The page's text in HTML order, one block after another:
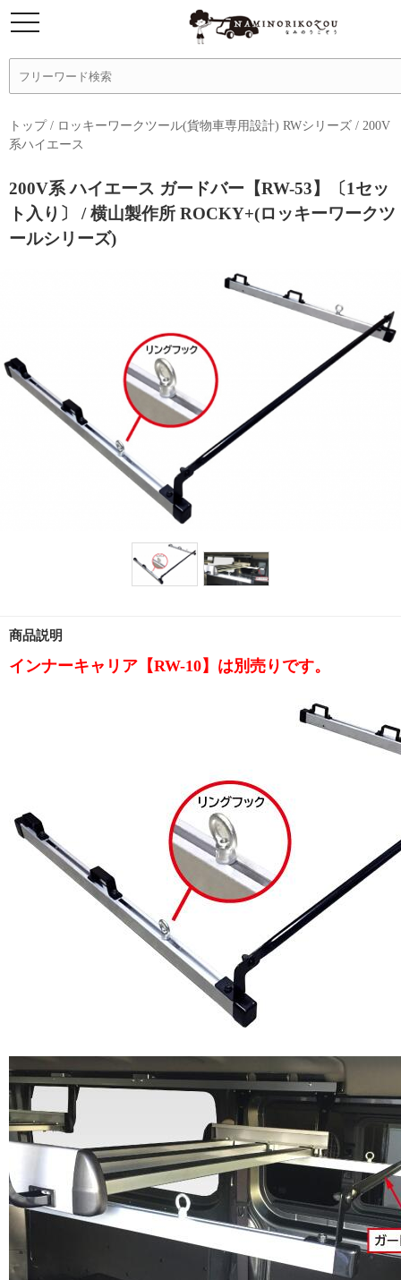
トップ/ ロッキーワークツール(貨物車専用設計) RWシリーズ / 200V
系ハイエース
200V系 ハイエース ガードバー【RW-53】〔1セッ
ト入り〕 / 横山製作所 ROCKY+(ロッキーワークツ
ールシリーズ)
商品説明
インナーキャリア【RW-10】は別売りです。